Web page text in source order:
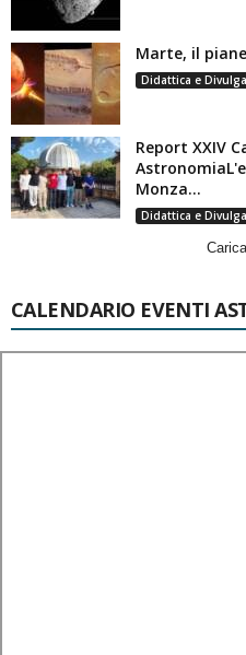
Marte, il
Didattica e
Report XXIV
Monza...
Didattica e
CALENDARIO EVENTI